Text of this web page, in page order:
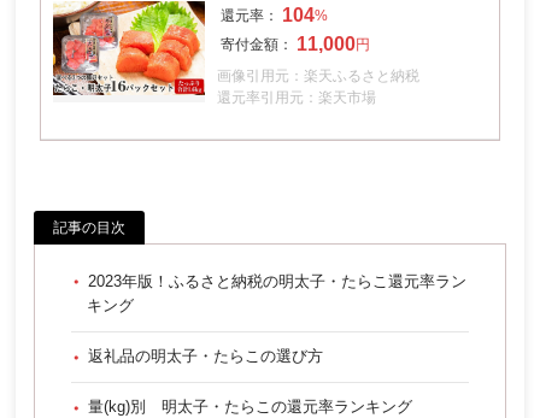
104
11,000
画像引用元：楽天ふるさと納税
還元率引用元：楽天市場
記事の目次
2023年版！ふるさと納税の明太子・たらこ還元率ラン
キング
返礼品の明太子・たらこの選び方
量(kg)別 明太子・たらこの還元率ランキング